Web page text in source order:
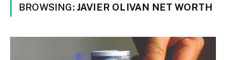
BROWSING: JAVIER OLIVAN NET WORTH